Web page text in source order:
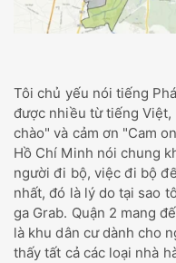
Tôi chủ yếu nói tiếng
được nhiều từ tiếng
chào" và cảm ơn "Cam
Hồ Chí Minh nói chung
người đi bộ, việc đi bộ
nhất, đó là lý do tại sao
ga Grab. Quận 2 mang
là khu dân cư dành cho
thấy tất cả các loại nhà